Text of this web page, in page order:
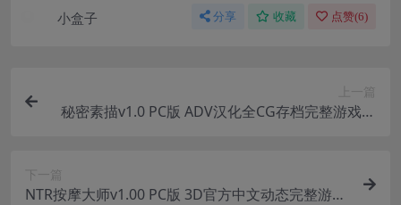
小盒子 分享 收藏 点赞(6)
上一篇
秘密素描v1.0 PC版 ADV汉化全CG存档完整游戏介
下一篇
NTR按摩大师v1.00 PC版 3D官方中文动态完整游戏